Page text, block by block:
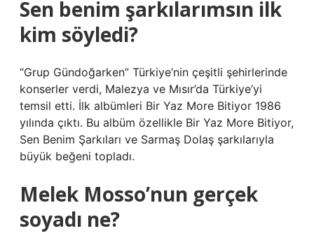
Sen benim şarkılarımsın ilk
kim söyledi?
“Grup Gündoğarken” Türkiye’nin çeşitli şehirlerinde
konserler verdi, Malezya ve Mısır’da Türkiye’yi
temsil etti. İlk albümleri Bir Yaz More Bitiyor 1986
yılında çıktı. Bu albüm özellikle Bir Yaz More Bitiyor,
Sen Benim Şarkıları ve Sarmaş Dolaş şarkılarıyla
büyük beğeni topladı.
Melek Mosso’nun gerçek
soyadı ne?